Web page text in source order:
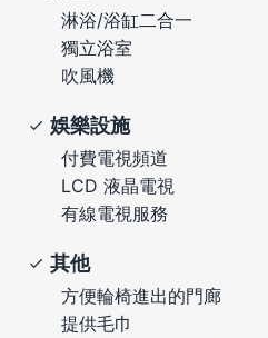
淋浴/浴缸二合一
獨立浴室
吹風機
娛樂設施
付費電視頻道
LCD 液晶電視
有線電視服務
其他
方便輪椅進出的門廊
提供毛巾